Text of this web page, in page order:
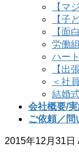
【マ
【子
【面
労働
ハー
【出
＜社
結婚
会社概要/
ご依頼／問
2015年12月31日